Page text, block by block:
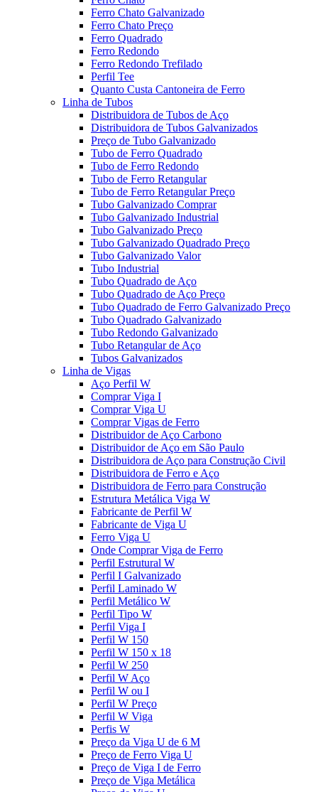
Ferro Chato Galvanizado
Ferro Chato Preço
Ferro Quadrado
Ferro Redondo
Ferro Redondo Trefilado
Perfil Tee
Quanto Custa Cantoneira de Ferro
Linha de Tubos
Distribuidora de Tubos de Aço
Distribuidora de Tubos Galvanizados
Preço de Tubo Galvanizado
Tubo de Ferro Quadrado
Tubo de Ferro Redondo
Tubo de Ferro Retangular
Tubo de Ferro Retangular Preço
Tubo Galvanizado Comprar
Tubo Galvanizado Industrial
Tubo Galvanizado Preço
Tubo Galvanizado Quadrado Preço
Tubo Galvanizado Valor
Tubo Industrial
Tubo Quadrado de Aço
Tubo Quadrado de Aço Preço
Tubo Quadrado de Ferro Galvanizado Preço
Tubo Quadrado Galvanizado
Tubo Redondo Galvanizado
Tubo Retangular de Aço
Tubos Galvanizados
Linha de Vigas
Aço Perfil W
Comprar Viga I
Comprar Viga U
Comprar Vigas de Ferro
Distribuidor de Aço Carbono
Distribuidor de Aço em São Paulo
Distribuidora de Aço para Construção Civil
Distribuidora de Ferro e Aço
Distribuidora de Ferro para Construção
Estrutura Metálica Viga W
Fabricante de Perfil W
Fabricante de Viga U
Ferro Viga U
Onde Comprar Viga de Ferro
Perfil Estrutural W
Perfil I Galvanizado
Perfil Laminado W
Perfil Metálico W
Perfil Tipo W
Perfil Viga I
Perfil W 150
Perfil W 150 x 18
Perfil W 250
Perfil W Aço
Perfil W ou I
Perfil W Preço
Perfil W Viga
Perfis W
Preço da Viga U de 6 M
Preço de Ferro Viga U
Preço de Viga I de Ferro
Preço de Viga Metálica